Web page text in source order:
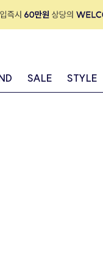
SALE STYLE